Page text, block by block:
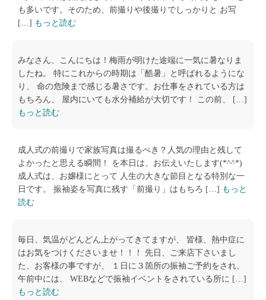
も多いです。そのため、前撮りや後撮りでしっかりと お写
[…] もっと読む
みなさん、こんにちは！梅雨が明けた途端に一気に暑なりま
したね。 特にこれからの時期は「酷暑」と呼ばれるようにな
り、 命の危険まで感じる暑さです。お仕事をされている方は
もちろん、 屋内にいても水分補給が大切です！ この前、 […]
もっと読む
成人式の前撮りで家族写真は撮るべき？人気の理由と残して
よかったと思える瞬間！ を本日は、お伝えいたします(*^^*)
成人式は、お嬢様にとって 人生の大きな節目となる特別な一
日です。 振袖姿を写真に残す「前撮り」はもちろ […] もっと
読む
毎日、気温がどんどん上がってきてますが、 皆様、熱中症に
はお気をつけくださいませ！！！ 先日、ご来店下さいまし
た、お客様の事ですが、 １日に３箇所の振袖ご予約をされ、
午前中には、 WEBなどで振袖イベントをされている所に […]
もっと読む